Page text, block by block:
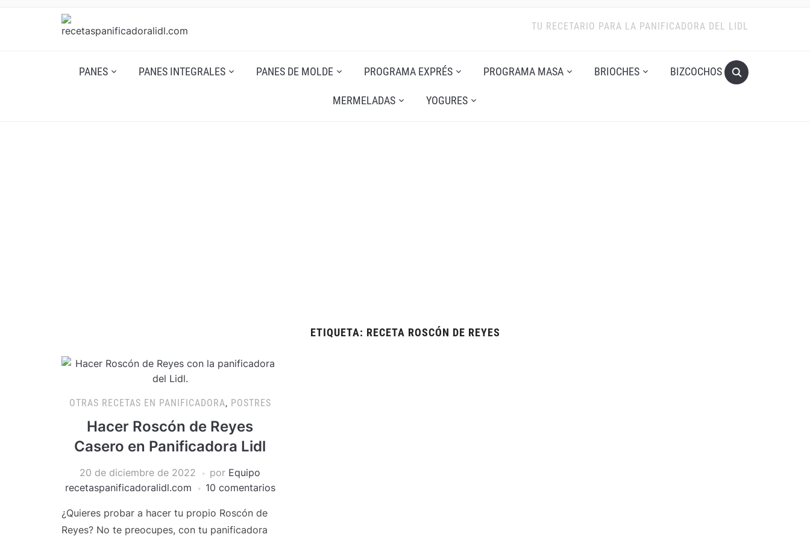
TU RECETARIO PARA LA PANIFICADORA DEL LIDL
PANES PANES INTEGRALES PANES DE MOLDE PROGRAMA EXPRÉS PROGRAMA MASA BRIOCHES BIZCOCHOS
MERMELADAS YOGURES
ETIQUETA: RECETA ROSCÓN DE REYES
OTRAS RECETAS EN PANIFICADORA, POSTRES
Hacer Roscón de Reyes
Casero en Panificadora Lidl
20 de diciembre de 2022 por Equipo
recetaspanificadoralidl.com
10 comentarios
¿Quieres probar a hacer tu propio Roscón de
Reyes? No te preocupes, con tu panificadora